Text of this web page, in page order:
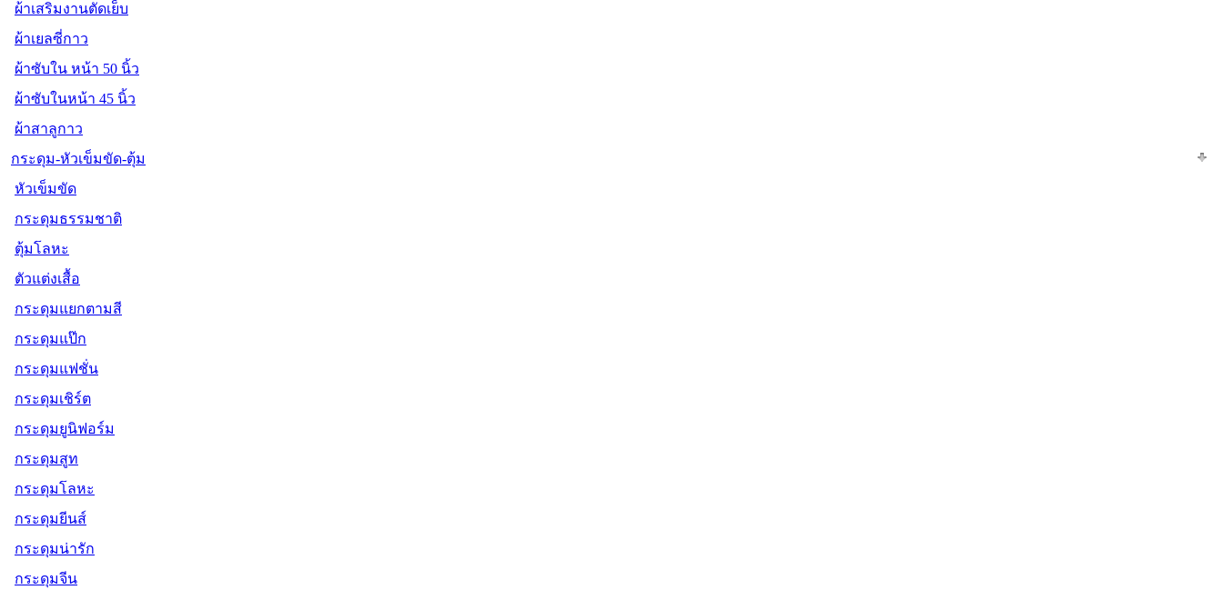
ผ้าเสริมงานตัดเย็บ
ผ้าเยลซี่กาว
ผ้าซับใน หน้า 50 นิ้ว
ผ้าซับในหน้า 45 นิ้ว
ผ้าสาลูกาว
กระดุม-หัวเข็มขัด-ตุ้ม
หัวเข็มขัด
กระดุมธรรมชาติ
ตุ้มโลหะ
ตัวแต่งเสื้อ
กระดุมแยกตามสี
กระดุมแป๊ก
กระดุมแฟชั่น
กระดุมเชิร์ต
กระดุมยูนิฟอร์ม
กระดุมสูท
กระดุมโลหะ
กระดุมยีนส์
กระดุมน่ารัก
กระดุมจีน